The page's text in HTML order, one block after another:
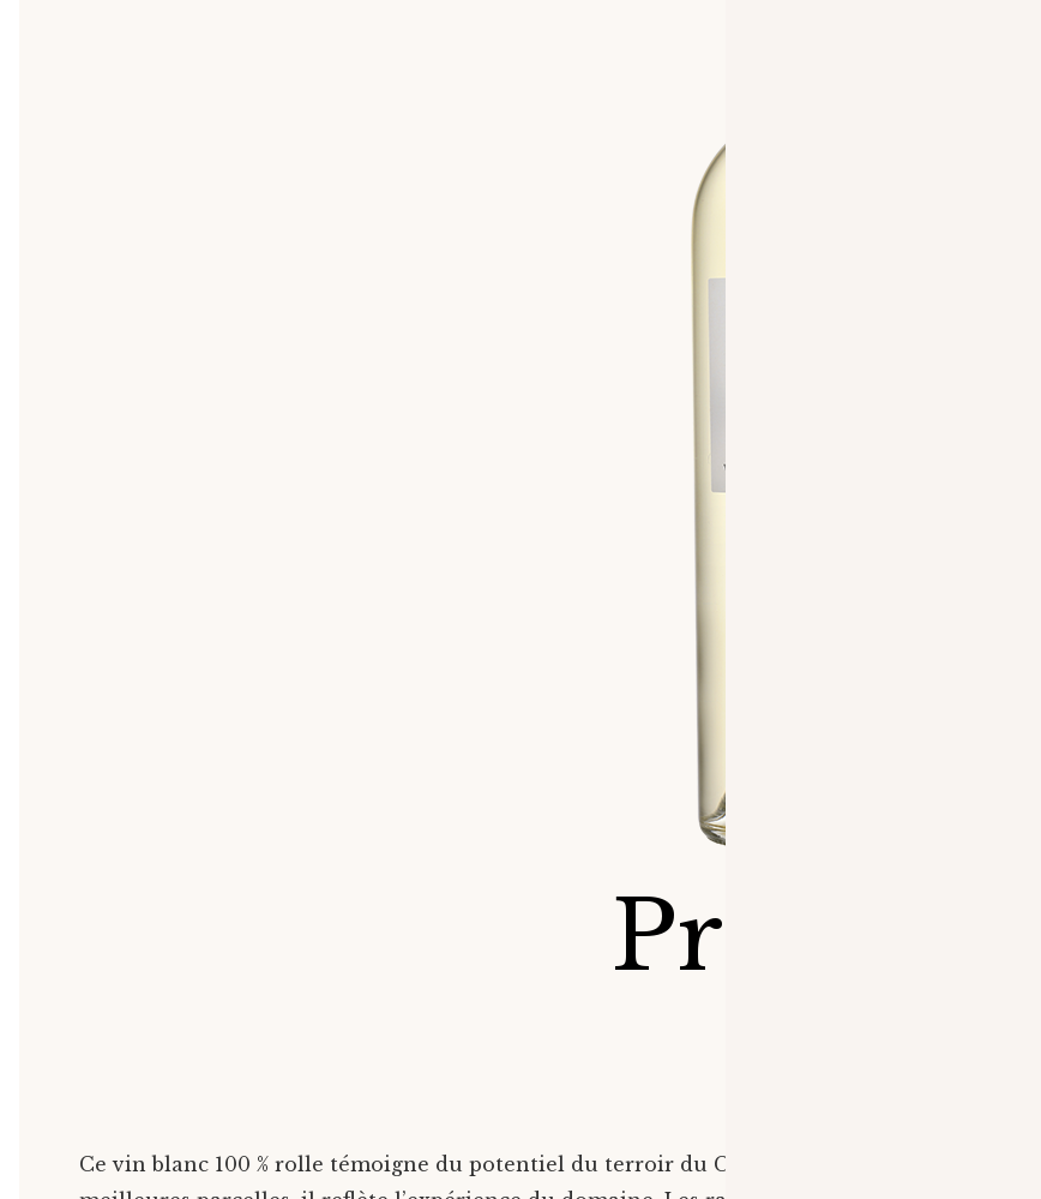
Prestige
Ce vin blanc 100 % rolle témoigne du potentiel du terroir du Château d’Ollières. Issu des